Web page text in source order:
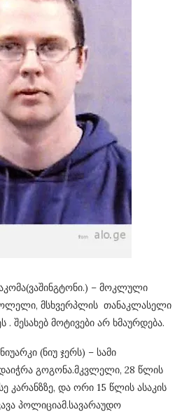
– მოკლული
მსხვერპლის თანაკლასელი
შესახებ მოტივები არ ხმაურდება.
(ნიუ ჯერს) – სამი
გოგონა.მკვლელი, 28 წლის
კარანზზე, და ორი 15 წლის ასაკის
პოლიციამ.სავარაუდო